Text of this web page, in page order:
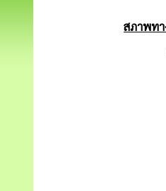
สภาพทา
ประช
(1)
(2)
(3)
(4)